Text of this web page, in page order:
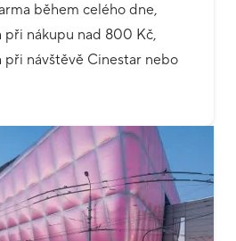
během celého dne,
při nákupu nad 800 Kč,
při návštěvě Cinestar nebo